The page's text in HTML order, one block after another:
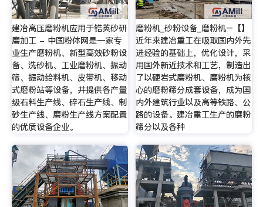
建冶高压磨粉机应用于锆英砂研
磨加工 - 中国粉体网是一家专
业生产磨粉机、新型高效砂粉设
备、洗砂机、工业磨粉机、振动
筛、振动给料机、皮带机、移动
式磨粉站等设备，并提供各产量
级石料生产线、碎石生产线、制
砂生产线、磨粉生产线方案配置
的优质设备企业。
磨粉机_砂粉设备_磨粉机–【】
近年来建冶重工在吸取国内外先
进经验的基础上，优化设计，采
用国外新近技术和工艺，制造出
了以硬岩式磨粉机、磨粉机为核
心的磨粉筛分成套设备，成为国
内外建筑行业以及高等铁路、公
路的设备。建冶重工生产的磨粉
筛分以及各种